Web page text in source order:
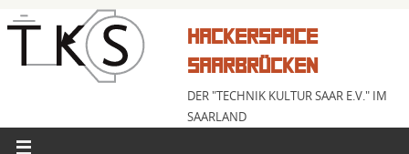
HACKERSPACE
SAARBRÜCKEN
DER "TECHNIK KULTUR SAAR E.V." IM
SAARLAND